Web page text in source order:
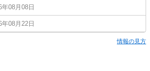
年08月08日
年08月22日
情報の見方